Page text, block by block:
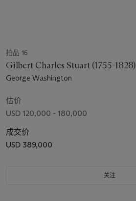
拍品 16
Gilbert Charles Stuart (1755-1828)
George Washington
估价
USD 120,000 - 180,000
成交价
USD 389,000
关注